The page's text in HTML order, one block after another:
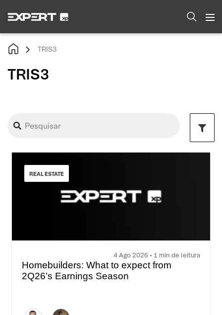
TRIS3
TRIS3
REAL ESTATE
4 Ago 2026 • 1 min de leitura
Homebuilders: What to expect from
2Q26’s Earnings Season